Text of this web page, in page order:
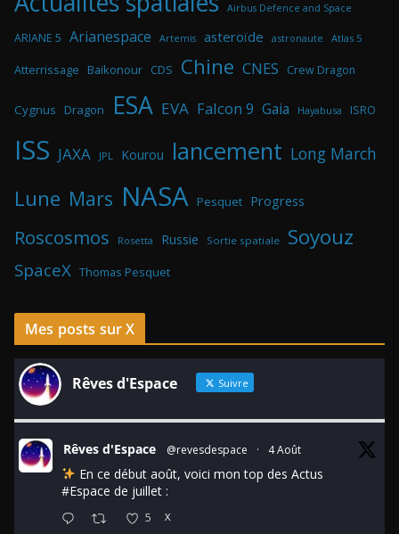
Airbus Defence and Space
ARIANE 5 Arianespace Artemis asteroïde astronaute Atlas 5
Atterrissage Baikonour CDS Chine CNES Crew Dragon
Cygnus Dragon ESA EVA Falcon 9 Gaia Hayabusa ISRO
ISS JAXA JPL Kourou lancement Long March
Lune Mars NASA Pesquet Progress
Roscosmos Rosetta Russie Sortie spatiale Soyouz
SpaceX Thomas Pesquet
Mes posts sur X
Rêves d'Espace Suivre
Rêves d'Espace @revesdespace · 4 Août
En ce début août, voici mon top des Actus
#Espace de juillet :
5 X